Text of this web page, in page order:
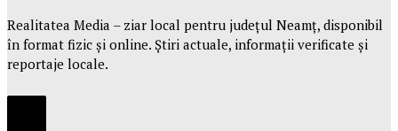
Realitatea Media – ziar local pentru județul Neamț, disponibil
în format fizic și online. Știri actuale, informații verificate și
reportaje locale.